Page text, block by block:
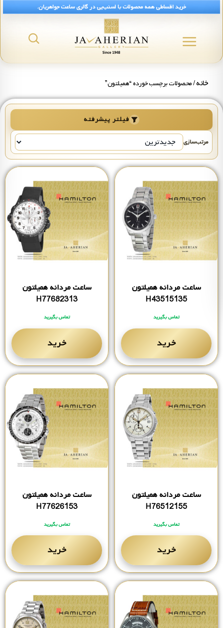
خرید اقساطی همه محصولات با اسنپ‌پی در گالری ساعت جواهریان.
خانه/ محصولات برچسب خورده “همیلتون”
فیلتر پیشرفته
مرتب‌سازی
ساعت مردانه همیلتون
H43515135
تماس بگیرید
خرید
ساعت مردانه همیلتون
H77682313
تماس بگیرید
خرید
ساعت مردانه همیلتون
H76512155
تماس بگیرید
خرید
ساعت مردانه همیلتون
H77626153
تماس بگیرید
خرید